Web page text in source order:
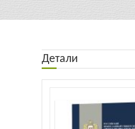
Контакты
Букинистические книги
Детали